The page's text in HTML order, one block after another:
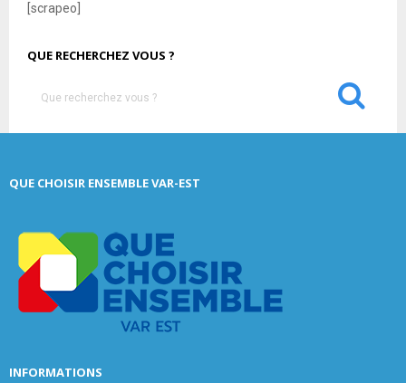
[scrapeo]
QUE RECHERCHEZ VOUS ?
h
S
QUE CHOISIR ENSEMBLE VAR-EST
INFORMATIONS